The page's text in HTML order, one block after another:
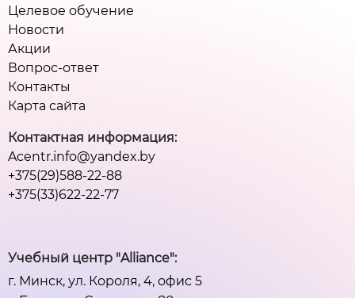
Целевое обучение
Новости
Акции
Вопрос-ответ
Контакты
Карта сайта
Контактная информация:
Acentr.info@yandex.by
+375(29)588-22-88
+375(33)622-22-77
Учебный центр "Alliance":
г. Минск, ул. Короля, 4, офис 5